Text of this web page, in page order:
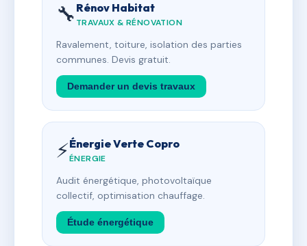
🔧 Rénov Habitat
TRAVAUX & RÉNOVATION
Ravalement, toiture, isolation des parties
communes. Devis gratuit.
Demander un devis travaux
⚡Énergie Verte Copro
ÉNERGIE
Audit énergétique, photovoltaïque
collectif, optimisation chauffage.
Étude énergétique